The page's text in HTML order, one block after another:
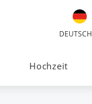
DEUTSCH
Hochzeit